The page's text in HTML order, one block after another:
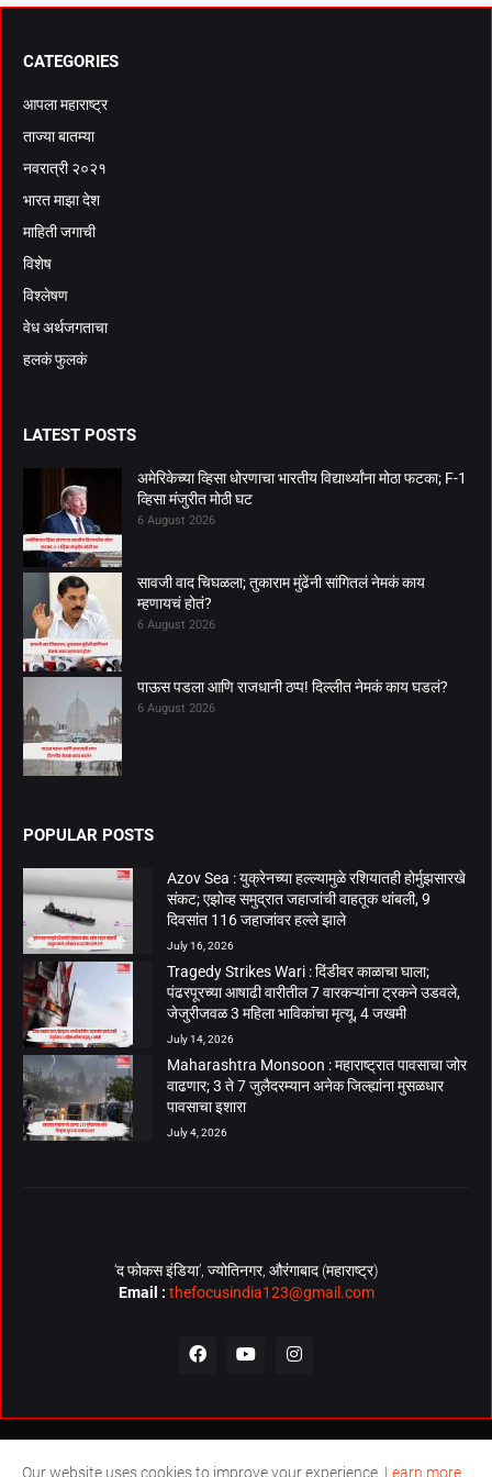
CATEGORIES
आपला महाराष्ट्र
ताज्या बातम्या
नवरात्री २०२१
भारत माझा देश
माहिती जगाची
विशेष
विश्लेषण
वेध अर्थजगताचा
हलकं फुलकं
LATEST POSTS
अमेरिकेच्या व्हिसा धोरणाचा भारतीय विद्यार्थ्यांना मोठा फटका; F-1
व्हिसा मंजुरीत मोठी घट
6 August 2026
सावजी वाद चिघळला; तुकाराम मुंढेंनी सांगितलं नेमकं काय
म्हणायचं होतं?
6 August 2026
पाऊस पडला आणि राजधानी ठप्प! दिल्लीत नेमकं काय घडलं?
6 August 2026
POPULAR POSTS
Azov Sea : युक्रेनच्या हल्ल्यामुळे रशियातही होर्मुझसारखे
संकट; एझोव्ह समुद्रात जहाजांची वाहतूक थांबली, 9
दिवसांत 116 जहाजांवर हल्ले झाले
July 16, 2026
Tragedy Strikes Wari : दिंडीवर काळाचा घाला;
पंढरपूरच्या आषाढी वारीतील 7 वारकऱ्यांना ट्रकने उडवले,
जेजुरीजवळ 3 महिला भाविकांचा मृत्यू, 4 जखमी
July 14, 2026
Maharashtra Monsoon : महाराष्ट्रात पावसाचा जोर
वाढणार; 3 ते 7 जुलैदरम्यान अनेक जिल्ह्यांना मुसळधार
पावसाचा इशारा
July 4, 2026
‘द फोकस इंडिया’, ज्योतिनगर, औरंगाबाद (महाराष्ट्र)
Email : thefocusindia123@gmail.com
About Us Contact Us The Focus India Policy
Our website uses cookies to improve your experience. Learn more